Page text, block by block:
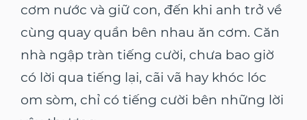
cơm nước và giữ con, đến khi anh trở về
cùng quay quần bên nhau ăn cơm. Căn
nhà ngập tràn tiếng cười, chưa bao giờ
có lời qua tiếng lại, cãi vã hay khóc lóc
om sòm, chỉ có tiếng cười bên những lời